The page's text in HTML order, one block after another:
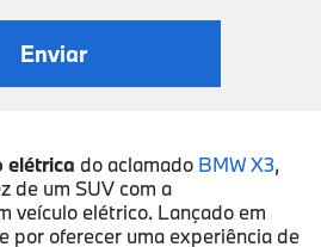
elétrica do aclamado BMW X3,
de um SUV com a
veículo elétrico. Lançado em
por oferecer uma experiência de